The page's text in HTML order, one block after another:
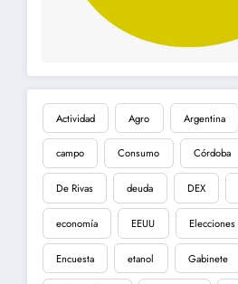
Actividad Agro Argentina
campo Consumo Córdoba
De Rivas deuda DEX
economía EEUU Elecciones
Encuesta etanol Gabinete